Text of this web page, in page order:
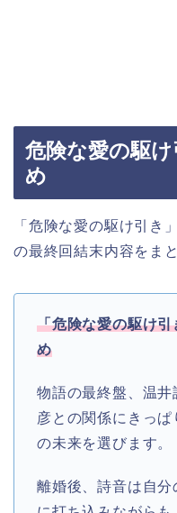
危険な愛の駆
め
「危険な愛の駆け引き
の最終回結末内容をま
「危険な愛の駆け
め
物語の最終盤、温
彦との関係にきっ
の未来を選びます。
離婚後、詩音は自